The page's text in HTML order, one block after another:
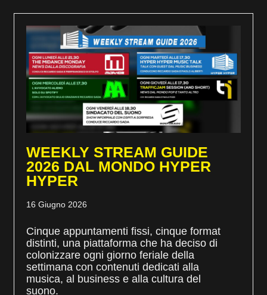
WEEKLY STREAM GUIDE
2026 DAL MONDO HYPER
HYPER
16 Giugno 2026
Cinque appuntamenti fissi, cinque format
distinti, una piattaforma che ha deciso di
colonizzare ogni giorno feriale della
settimana con contenuti dedicati alla
musica, al business e alla cultura del
suono.